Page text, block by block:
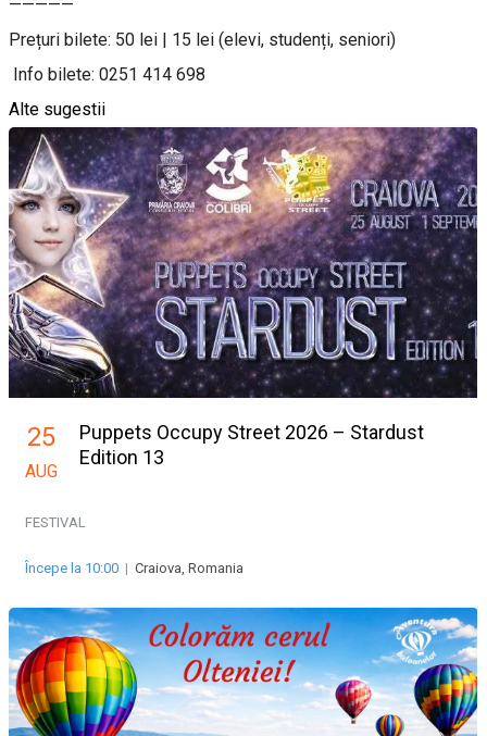
—————
Prețuri bilete: 50 lei | 15 lei (elevi, studenți, seniori)
Info bilete: 0251 414 698
Alte sugestii
25
AUG
Puppets Occupy Street 2026 – Stardust
Edition 13
FESTIVAL
Începe la 10:00 | Craiova, Romania